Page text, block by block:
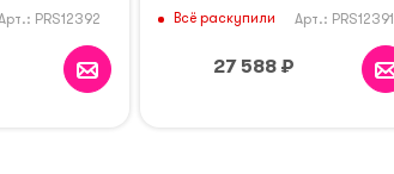
PRS12392 Всё раскупили Арт.: PRS12391
27 588₽